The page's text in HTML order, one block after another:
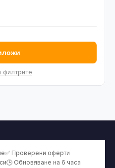
филтрите
✅ Проверени оферти
🕒 Обновяване на 6 часа